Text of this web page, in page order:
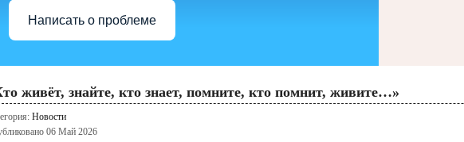
Написать о проблеме
живёт, знайте, кто знает, помните, кто помнит, живите…»
Новости
06 Май 2026